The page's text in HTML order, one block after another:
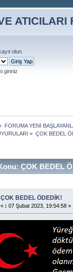
olun
giriniz
FORUMA YENİ
» ÇOK BEDEL
ÇOK BEDEL
ÇOK BEDEL ÖDEDİK!
« : 07 Şubat 2023, 19:54:58 »